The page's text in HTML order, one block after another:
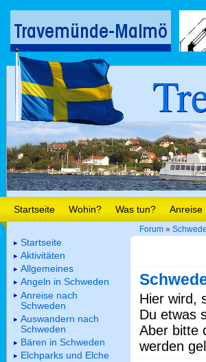
Startseite Wohin? Was tun? Anreise
Forum »
Hier wird,
Du etwas
Aber bitte
werden
Startseite
Aktivitäten
Allgemeines
Angeln in Schweden
Anreise nach
Schweden
Auswandern nach
Schweden
Bären in Schweden
Elchparks und Elche